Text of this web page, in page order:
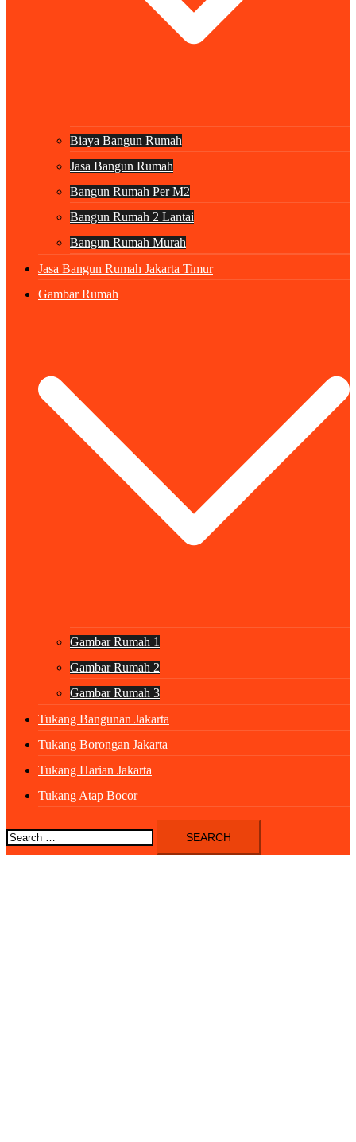
Biaya Bangun Rumah
Jasa Bangun Rumah
Bangun Rumah Per M2
Bangun Rumah 2 Lantai
Bangun Rumah Murah
Jasa Bangun Rumah Jakarta Timur
Gambar Rumah
Gambar Rumah 1
Gambar Rumah 2
Gambar Rumah 3
Tukang Bangunan Jakarta
Tukang Borongan Jakarta
Tukang Harian Jakarta
Tukang Atap Bocor
Search
for: